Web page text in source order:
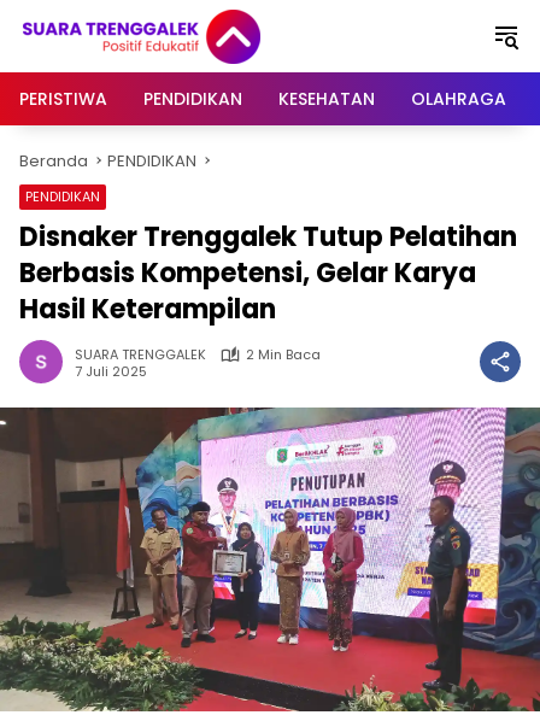
PERISTIWA
PENDIDIKAN KESEHATAN OLAHRAGA
Beranda PENDIDIKAN
PENDIDIKAN
Disnaker Trenggalek Tutup Pelatihan
Berbasis Kompetensi, Gelar Karya
Hasil Keterampilan
SUARA TRENGGALEK
2 Min Baca
7 Juli 2025